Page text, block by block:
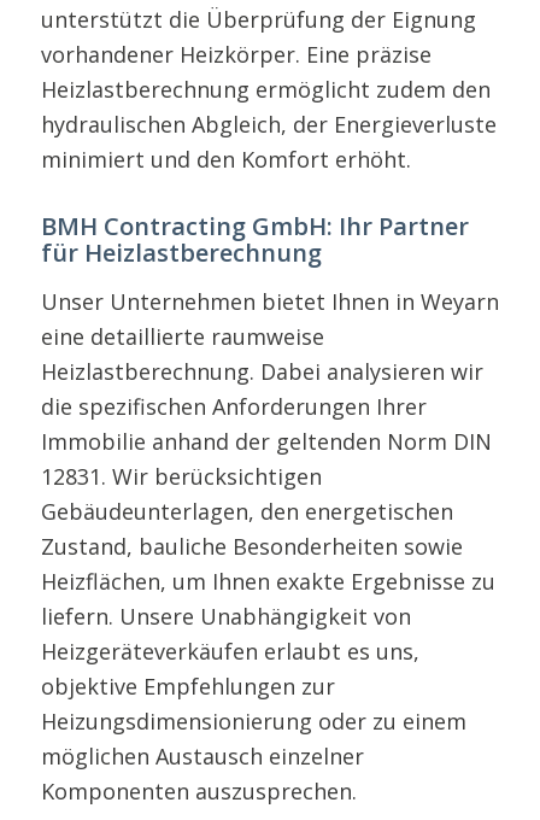
unterstützt die Überprüfung der Eignung
vorhandener Heizkörper. Eine präzise
Heizlastberechnung ermöglicht zudem den
hydraulischen Abgleich, der Energieverluste
minimiert und den Komfort erhöht.
BMH Contracting GmbH: Ihr Partner
für Heizlastberechnung
Unser Unternehmen bietet Ihnen in Weyarn
eine detaillierte raumweise
Heizlastberechnung. Dabei analysieren wir
die spezifischen Anforderungen Ihrer
Immobilie anhand der geltenden Norm DIN
12831. Wir berücksichtigen
Gebäudeunterlagen, den energetischen
Zustand, bauliche Besonderheiten sowie
Heizflächen, um Ihnen exakte Ergebnisse zu
liefern. Unsere Unabhängigkeit von
Heizgeräteverkäufen erlaubt es uns,
objektive Empfehlungen zur
Heizungsdimensionierung oder zu einem
möglichen Austausch einzelner
Komponenten auszusprechen.